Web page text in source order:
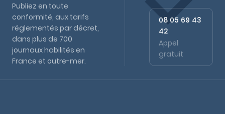
Publiez en toute
conformité, aux tarifs
réglementés par décret,
dans plus de 700
journaux habilités en
France et outre-mer.
08 05 69 43
42
Appel
gratuit